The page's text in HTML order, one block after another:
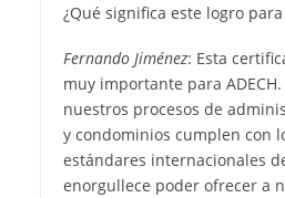
¿Qué significa este logro
Fernando Jiménez: Esta
muy importante para
nuestros procesos de
y condominios cumplen con
estándares internacionales
enorgullece poder ofrecer a